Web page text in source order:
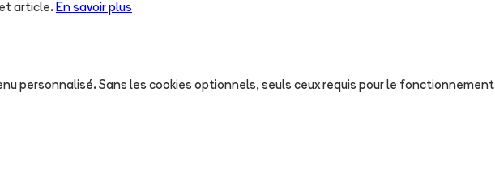
article. En savoir plus
personnalisé. Sans les cookies optionnels, seuls ceux requis pour le fonctionnement